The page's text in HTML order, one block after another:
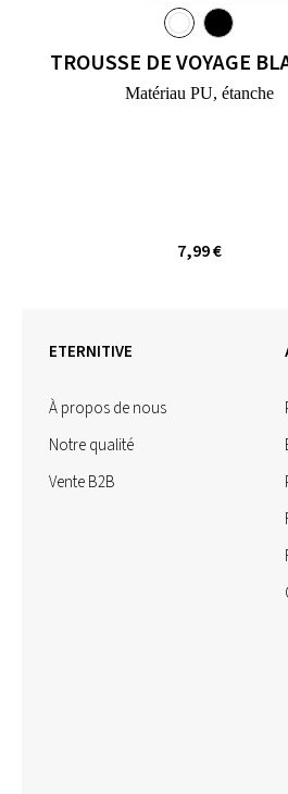
TROUSSE DE VOYAGE
Matériau PU, étanche
7,99 €
ETERNITIVE
À propos de nous
Notre qualité
Vente B2B